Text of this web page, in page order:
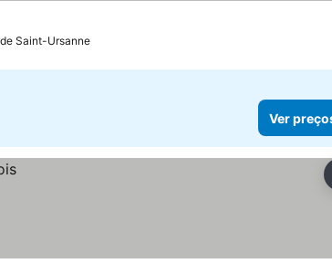
Saint-Ursanne
Ver